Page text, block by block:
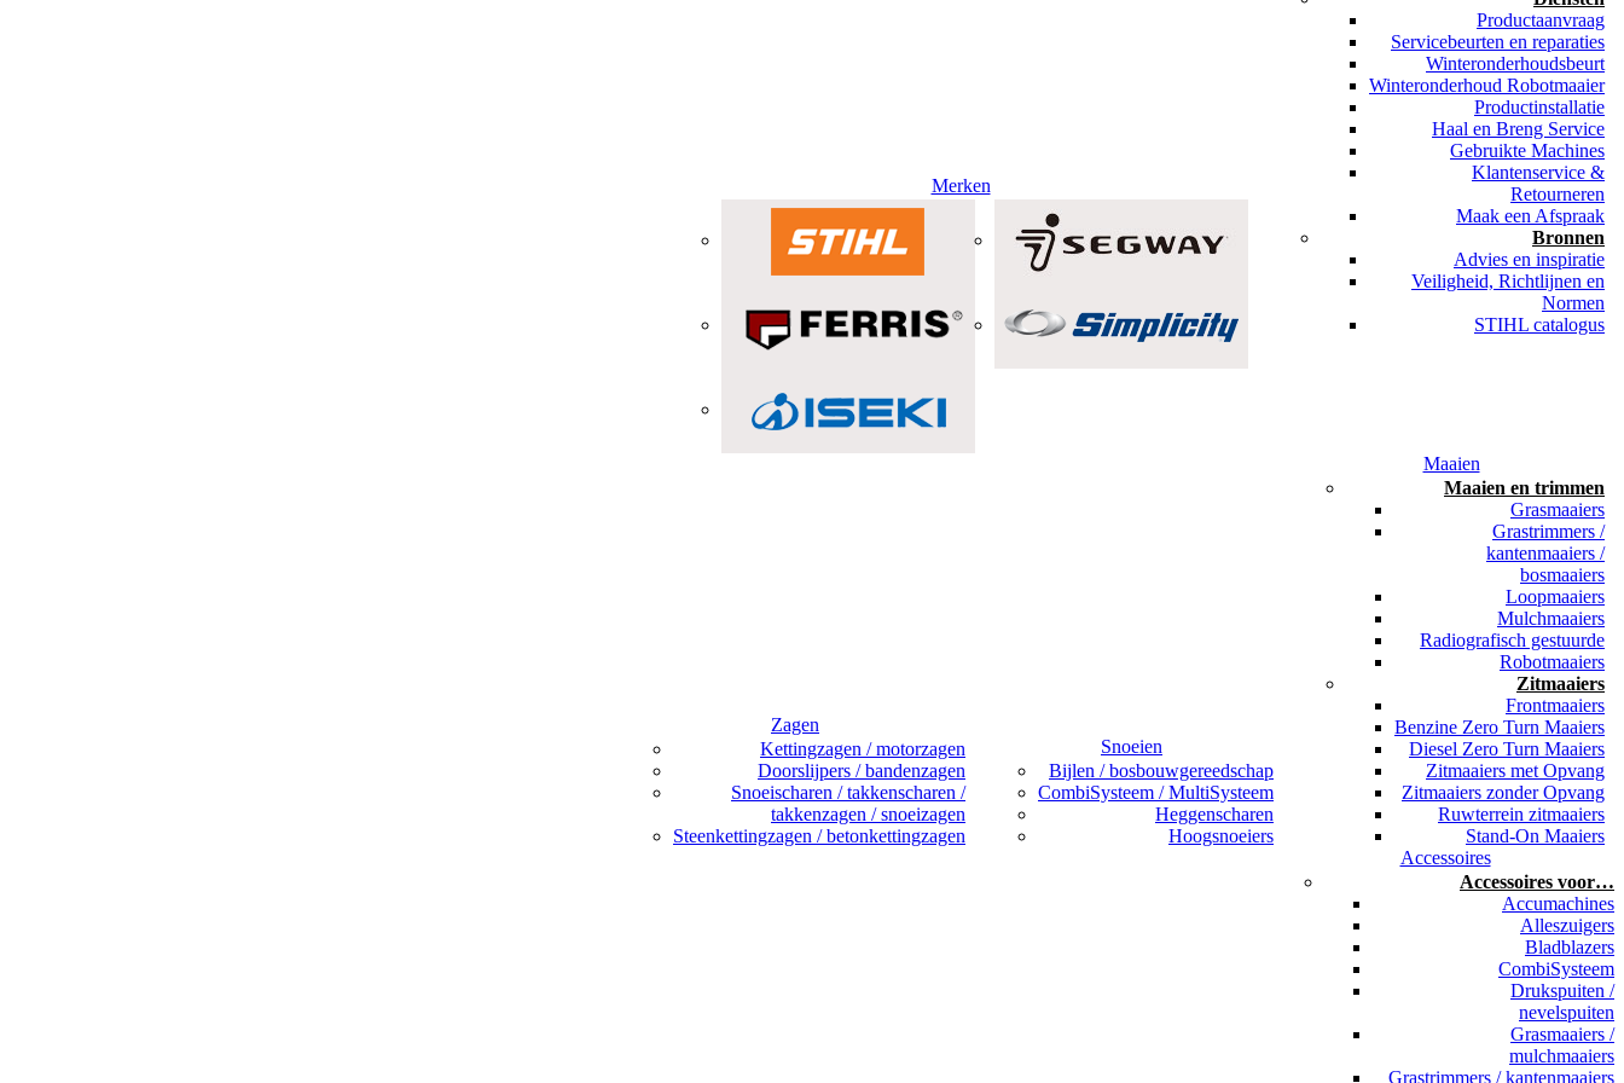
Merken
Productaanvraag
Servicebeurten en reparaties
Winteronderhoudsbeurt
Winteronderhoud Robotmaaier
Productinstallatie
Haal en Breng Service
Gebruikte Machines
Klantenservice &
Retourneren
Maak een Afspraak
Bronnen
Advies en inspiratie
Veiligheid, Richtlijnen en
Normen
STIHL catalogus
Zagen
Kettingzagen / motorzagen
Doorslijpers / bandenzagen
Snoeischaren / takkenscharen /
takkenzagen / snoeizagen
Steenkettingzagen / betonkettingzagen
Snoeien
Bijlen / bosbouwgereedschap
CombiSysteem / MultiSysteem
Heggenscharen
Hoogsnoeiers
Maaien
Maaien en trimmen
Grasmaaiers
Grastrimmers /
kantenmaaiers /
bosmaaiers
Loopmaaiers
Mulchmaaiers
Radiografisch gestuurde
Robotmaaiers
Zitmaaiers
Frontmaaiers
Benzine Zero Turn Maaiers
Diesel Zero Turn Maaiers
Zitmaaiers met Opvang
Zitmaaiers zonder Opvang
Ruwterrein zitmaaiers
Stand-On Maaiers
Accessoires
Accessoires voor…
Accumachines
Alleszuigers
Bladblazers
CombiSysteem
Drukspuiten /
nevelspuiten
Grasmaaiers /
mulchmaaiers
Grastrimmers / kantenmaaiers